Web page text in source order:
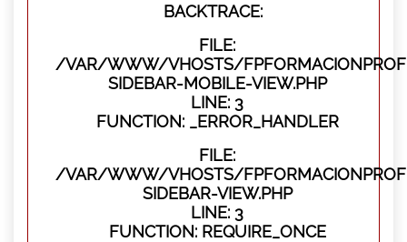
BACKTRACE:
FILE:
/VAR/WWW/VHOSTS/
SIDEBAR-MOBILE-VIEW.PHP
LINE: 3
FUNCTION: _ERROR_HANDLER
FILE:
/VAR/WWW/VHOSTS/
SIDEBAR-VIEW.PHP
LINE: 3
FUNCTION: REQUIRE_ONCE